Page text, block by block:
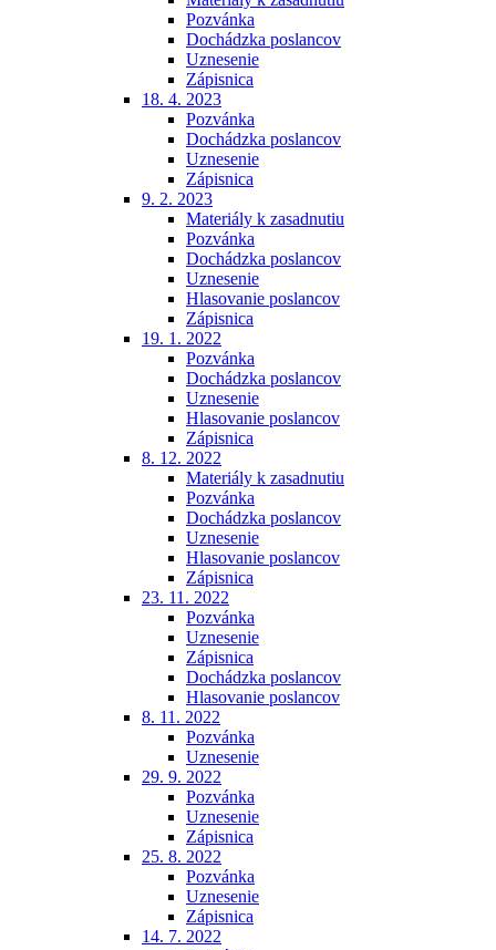
Pozvánka
Dochádzka poslancov
Uznesenie
Zápisnica
18. 4. 2023
Pozvánka
Dochádzka poslancov
Uznesenie
Zápisnica
9. 2. 2023
Materiály k zasadnutiu
Pozvánka
Dochádzka poslancov
Uznesenie
Hlasovanie poslancov
Zápisnica
19. 1. 2022
Pozvánka
Dochádzka poslancov
Uznesenie
Hlasovanie poslancov
Zápisnica
8. 12. 2022
Materiály k zasadnutiu
Pozvánka
Dochádzka poslancov
Uznesenie
Hlasovanie poslancov
Zápisnica
23. 11. 2022
Pozvánka
Uznesenie
Zápisnica
Dochádzka poslancov
Hlasovanie poslancov
8. 11. 2022
Pozvánka
Uznesenie
29. 9. 2022
Pozvánka
Uznesenie
Zápisnica
25. 8. 2022
Pozvánka
Uznesenie
Zápisnica
14. 7. 2022